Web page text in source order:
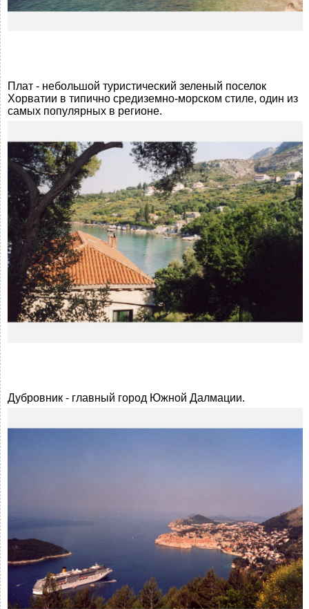
Плат - небольшой туристический зеленый поселок
Хорватии в типично средиземно-морском стиле, один из
самых популярных в регионе.
Дубровник - главный город Южной Далмации.